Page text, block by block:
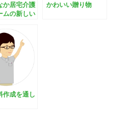
か居宅介護
ムの新しい
かわいい贈り物
作成を通し